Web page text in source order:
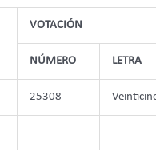
VOTACIÓN
NÚMERO LETRA
25308